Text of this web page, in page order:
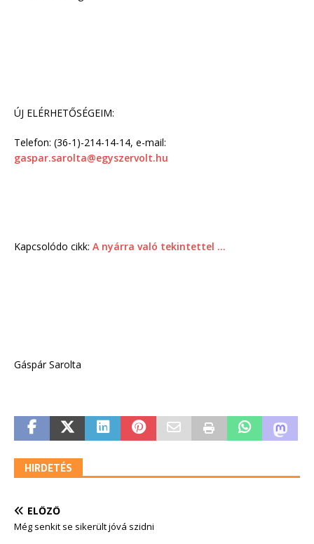
ÚJ ELÉRHETŐSÉGEIM:
Telefon: (36-1)-214-14-14, e-mail:
gaspar.sarolta@egyszervolt.hu
Kapcsolódo cikk: A nyárra való tekintettel …
Gáspár Sarolta
HIRDETÉS
ELŐZŐ
Még senkit se sikerült jóvá szidni